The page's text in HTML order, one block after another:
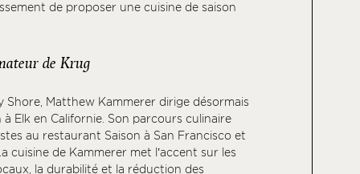
de proposer une cuisine de saison
de Krug
Shore, Matthew Kammerer dirige désormais
Elk en Californie. Son parcours culinaire
au restaurant Saison à San Francisco et
cuisine de Kammerer met l’accent sur les
la durabilité et la réduction des